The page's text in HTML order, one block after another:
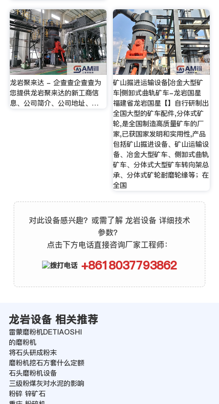
龙岩聚来达 - 企查查企查查为
您提供龙岩聚来达的新工商信
息、公司简介、公司地址、…
矿山掘进运输设备|冶金大型矿
车|侧卸式曲轨矿车-龙岩国星
福建省龙岩国星【】自行研制出
全国大型的矿车配件,分体式矿
轮,是全国制造高质量矿车的厂
家,已获国家发明和实用性,产品
包括矿山掘进设备、矿山运输设
备、冶金大型矿车、侧卸式曲轨
矿车、分体式大型矿车转向架总
承、分体式矿轮耐磨轮缘等；在
全国
对此设备感兴趣？或需了解 龙岩设备 详细技术
参数？
点击下方电话直接咨询厂家工程师：
+8618037793862
龙岩设备 相关推荐
雷蒙磨粉机DETIAOSHI
的磨粉机
将石头研成粉末
磨粉机挖石方套什么定额
石头磨粉机设备
三级粉煤灰对水泥的影响
粉碎 锌矿石